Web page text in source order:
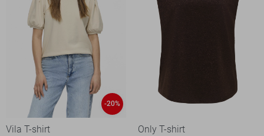
-20%
Vila T-shirt
Only T-shirt